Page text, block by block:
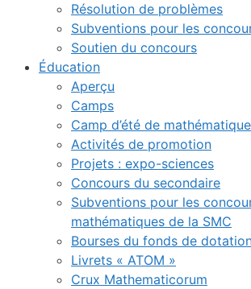
Résolution de problèmes
Subventions pour les
Soutien du concours
Éducation
Aperçu
Camps
Camp d’été de
Activités de promotion
Projets : expo-sciences
Concours du secondaire
Subventions pour les
mathématiques de la SMC
Bourses du fonds de
Livrets « ATOM »
Crux Mathematicorum